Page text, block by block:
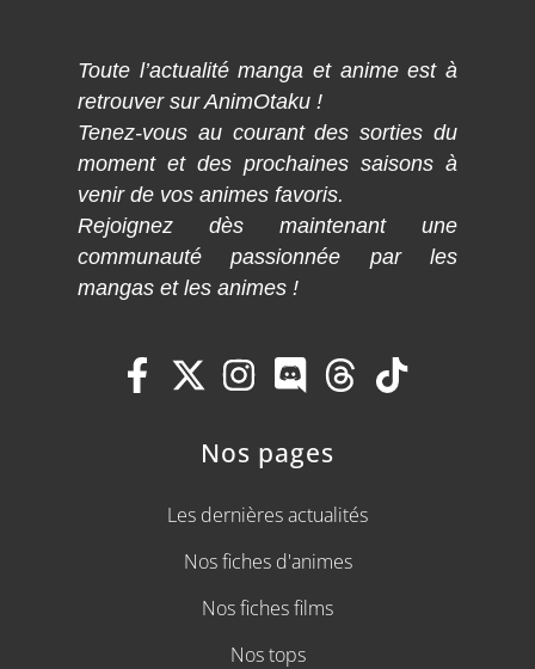
Toute l’actualité manga et anime est à
retrouver sur AnimOtaku !
Tenez-vous au courant des sorties du
moment et des prochaines saisons à
venir de vos animes favoris.
Rejoignez dès maintenant une
communauté passionnée par les
mangas et les animes !
Nos pages
Les dernières actualités
Nos fiches d'animes
Nos fiches films
Nos tops